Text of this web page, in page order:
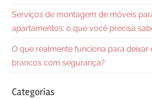
Serviços de montagem de móveis
apartamentos: o que você precisa
O que realmente funciona para deixar
brancos com segurança?
Categorias